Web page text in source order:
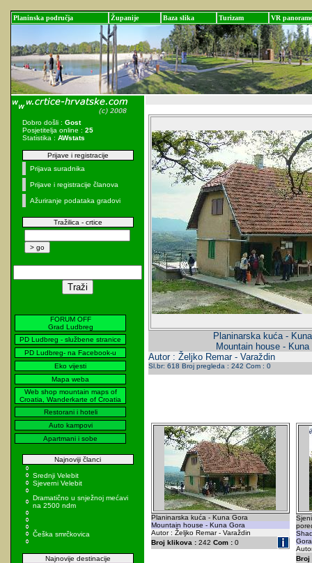
Planinska područja Županije Baza slika Turizam VR panorame
Dobro došli : Gost
Posjetitelja online : 25
Statistika : AWstats
Prijave i registracije
Prijava suradnika
Prijave i registracije članova
Ažuriranje podataka gradovi
Tražilica - crtice
FORUM OFF
Grad Ludbreg
PD Ludbreg - službene stranice
PD Ludbreg- na Facebook-u
Eko vijesti
Mapa weba
Web shop mountain maps of
Croatia, Wanderkarte of Croatia
Restorani i hoteli
Auto kampovi
Apartmani i sobe
Najnoviji članci
Srednji Velebit
Sjeverni Velebit
Dramatično u snježnoj mećavi
na 2500 ndm
Češka smrčkovica
Najnovije destinacije
Planinarska kuća -
Mountain house - Kuna
Autor : Željko Remar - Varaždin
Sl.br: 618 Broj pregleda : 242 Com : 0
Planinarska kuća - Kuna Gora
Mountain house - Kuna Gora
Autor : Željko Remar - Varaždin
Broj klikova :242 Com :0
Broj